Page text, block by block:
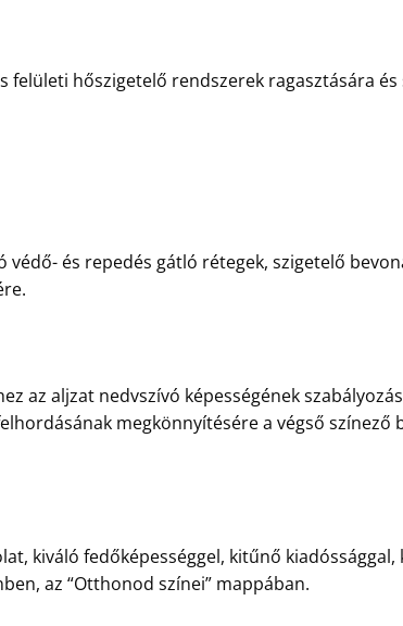
hőszigetelő rendszerek ragasztására
és repedés gátló rétegek, szigetelő
az aljzat nedvszívó képességének
megkönnyítésére a végső színező
kiváló fedőképességgel, kitűnő kiadóssággal,
az “Otthonod színei” mappában.